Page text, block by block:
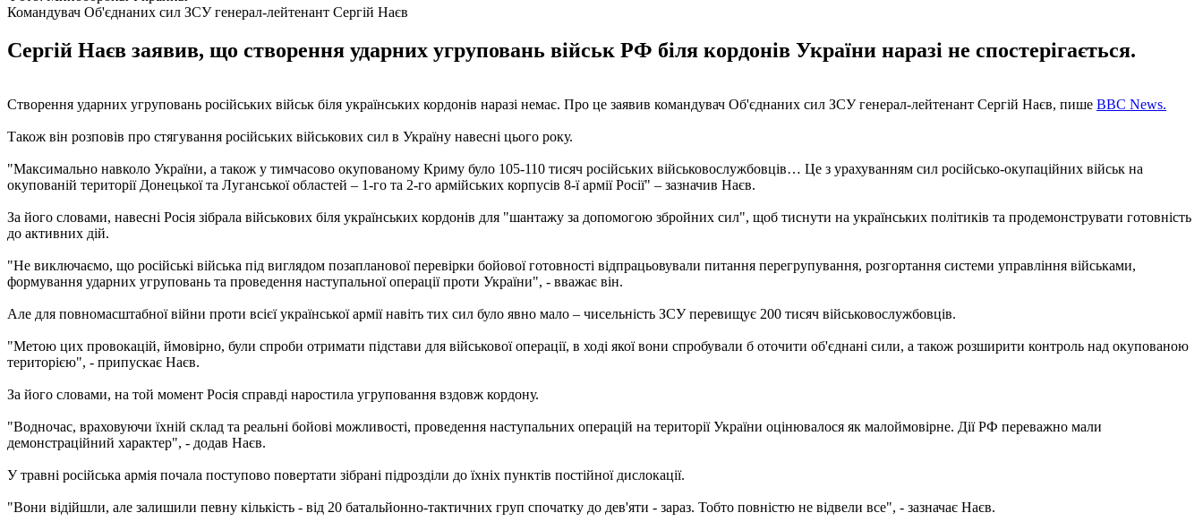
Командувач Об'єднаних сил ЗСУ генерал-лейтенант Сергій Наєв
Сергій Наєв заявив, що створення ударних угруповань військ РФ біля кордонів України наразі не спостерігається.
Створення ударних угруповань російських військ біля українських кордонів наразі немає. Про це заявив командувач Об'єднаних сил ЗСУ генерал-лейтенант Сергій Наєв, пише BBC News.
Також він розповів про стягування російських військових сил в Україну навесні цього року.
"Максимально навколо України, а також у тимчасово окупованому Криму було 105-110 тисяч російських військовослужбовців… Це з урахуванням сил російсько-окупаційних військ на
окупованій території Донецької та Луганської областей – 1-го та 2-го армійських корпусів 8-ї армії Росії" – зазначив Наєв.
За його словами, навесні Росія зібрала військових біля українських кордонів для "шантажу за допомогою збройних сил", щоб тиснути на українських політиків та продемонструвати готовність
до активних дій.
"Не виключаємо, що російські війська під виглядом позапланової перевірки бойової готовності відпрацьовували питання перегрупування, розгортання системи управління військами,
формування ударних угруповань та проведення наступальної операції проти України", - вважає він.
Але для повномасштабної війни проти всієї української армії навіть тих сил було явно мало – чисельність ЗСУ перевищує 200 тисяч військовослужбовців.
"Метою цих провокацій, ймовірно, були спроби отримати підстави для військової операції, в ході якої вони спробували б оточити об'єднані сили, а також розширити контроль над окупованою
територією", - припускає Наєв.
За його словами, на той момент Росія справді наростила угруповання вздовж кордону.
"Водночас, враховуючи їхній склад та реальні бойові можливості, проведення наступальних операцій на території України оцінювалося як малоймовірне. Дії РФ переважно мали
демонстраційний характер", - додав Наєв.
У травні російська армія почала поступово повертати зібрані підрозділи до їхніх пунктів постійної дислокації.
"Вони відійшли, але залишили певну кількість - від 20 батальйонно-тактичних груп спочатку до дев'яти - зараз. Тобто повністю не відвели все", - зазначає Наєв.